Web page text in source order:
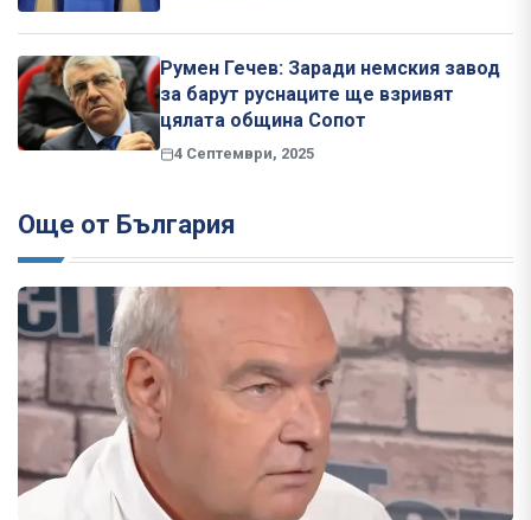
Румен Гечев: Заради немския завод
за барут руснаците ще взривят
цялата община Сопот
4 Септември, 2025
Още от България